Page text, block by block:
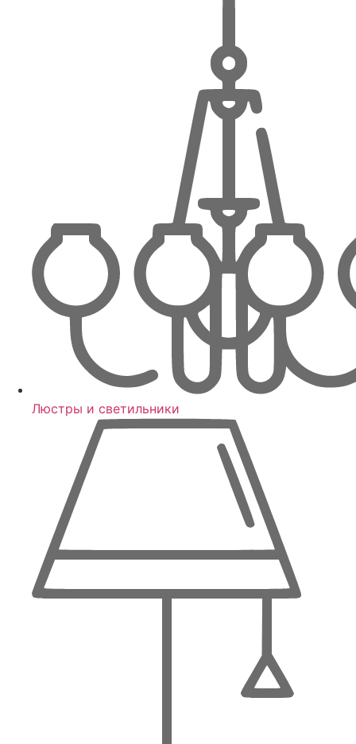
Люстры и светильники